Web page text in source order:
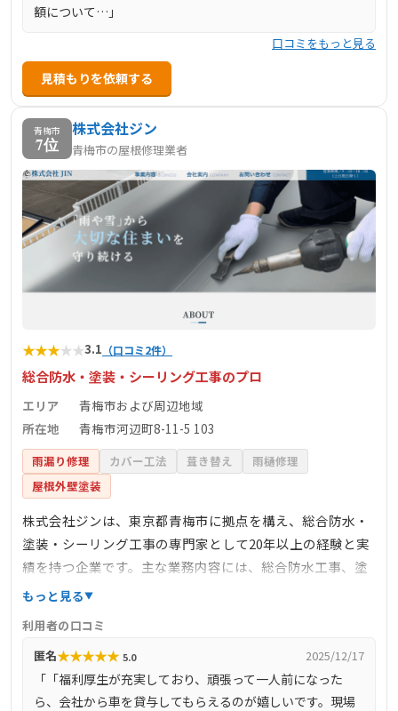
額について…」
口コミをもっと見る
見積もりを依頼する
青梅市
7位
株式会社ジン
青梅市の屋根修理業者
★★★★★3.1 （口コミ2件）
総合防水・塗装・シーリング工事のプロ
エリア
青梅市および周辺地域
所在地
青梅市河辺町8-11-5 103
雨漏り修理 カバー工法 葺き替え
雨樋修理
屋根外壁塗装
株式会社ジンは、東京都青梅市に拠点を構え、総合防水・
塗装・シーリング工事の専門家として20年以上の経験と実
績を持つ企業です。主な業務内容には、総合防水工事、塗
装工事、シーリング工事、左官工事、塗床工事、足場工
にわたる建築関連工事が含まれます。これらのサービスを
通じて、建物の耐久性や美観の向上を図り、地域の建築物
の維持・保全に貢献しています。
もっと見る
利用者の口コミ
匿名★★★★★ 5.0 2025/12/17
「「福利厚生が充実しており、頑張って一人前になった
ら、会社から車を貸与してもらえるのが嬉しいです。現場